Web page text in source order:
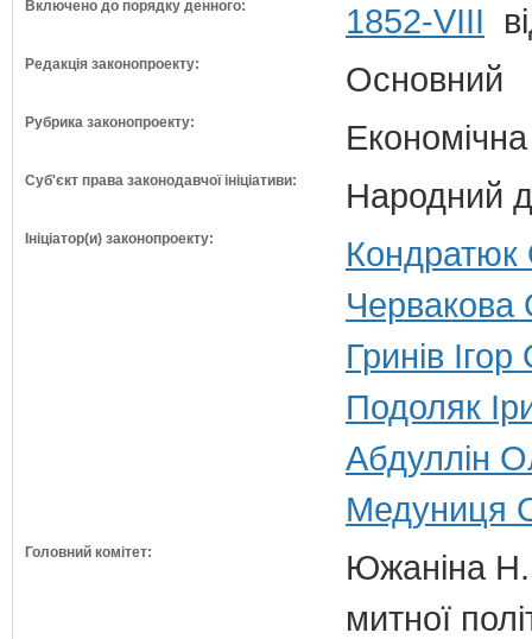
Включено до порядку денного: 1852-VIII
Редакція законопроекту: Основний
Рубрика законопроекту:
Суб'єкт права законодавчої ініціативи: Народний
Ініціатор(и) законопроекту:
Кондратюк
Червакова
Гринів
Подоляк
Абдуллін
Медуниця
Головний комітет:
Южаніна
митної